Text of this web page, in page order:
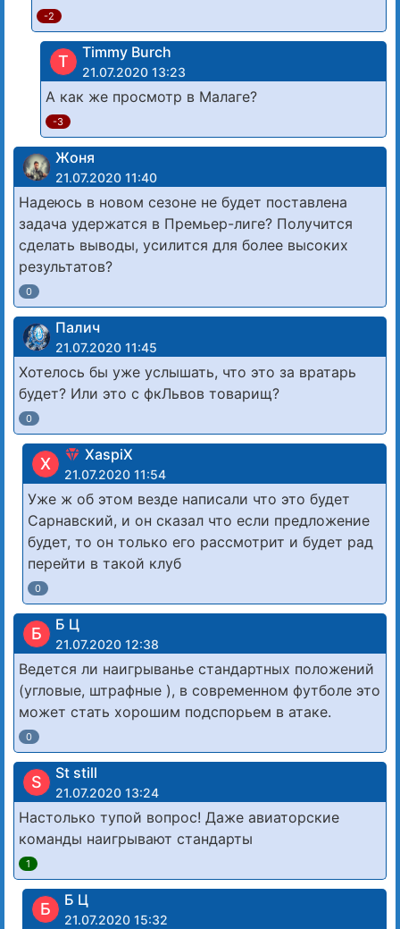
-2
T Timmy Burch
21.07.2020 13:23
А как же просмотр в Малаге?
-3
Жоня
21.07.2020 11:40
Надеюсь в новом сезоне не будет поставлена
задача удержатся в Премьер-лиге? Получится
сделать выводы, усилится для более высоких
результатов?
0
Палич
21.07.2020 11:45
Хотелось бы уже услышать, что это за вратарь
будет? Или это с фкЛьвов товарищ?
0
X XaspiX
21.07.2020 11:54
Уже ж об этом везде написали что это будет
Сарнавский, и он сказал что если предложение
будет, то он только его рассмотрит и будет рад
перейти в такой клуб
0
Б Б Ц
21.07.2020 12:38
Ведется ли наигрыванье стандартных положений
(угловые, штрафные ), в современном футболе это
может стать хорошим подспорьем в атаке.
0
S St still
21.07.2020 13:24
Настолько тупой вопрос! Даже авиаторские
команды наигрывают стандарты
1
Б Б Ц
21.07.2020 15:32